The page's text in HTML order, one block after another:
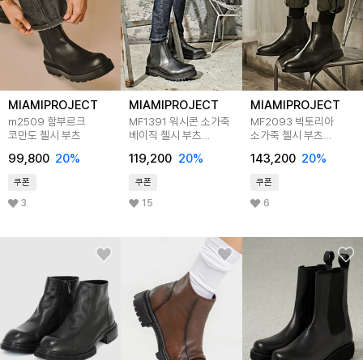
MIAMIPROJECT
m2509 함부르크
코만도 첼시 부츠
99,800 20%
쿠폰
3
MIAMIPROJECT
MF1391 워시콘 소가죽
베이직 첼시 부츠
119,200 20%
쿠폰
15
MIAMIPROJECT
MF2093 빅토리아
소가죽 첼시 부츠
143,200 20%
쿠폰
6